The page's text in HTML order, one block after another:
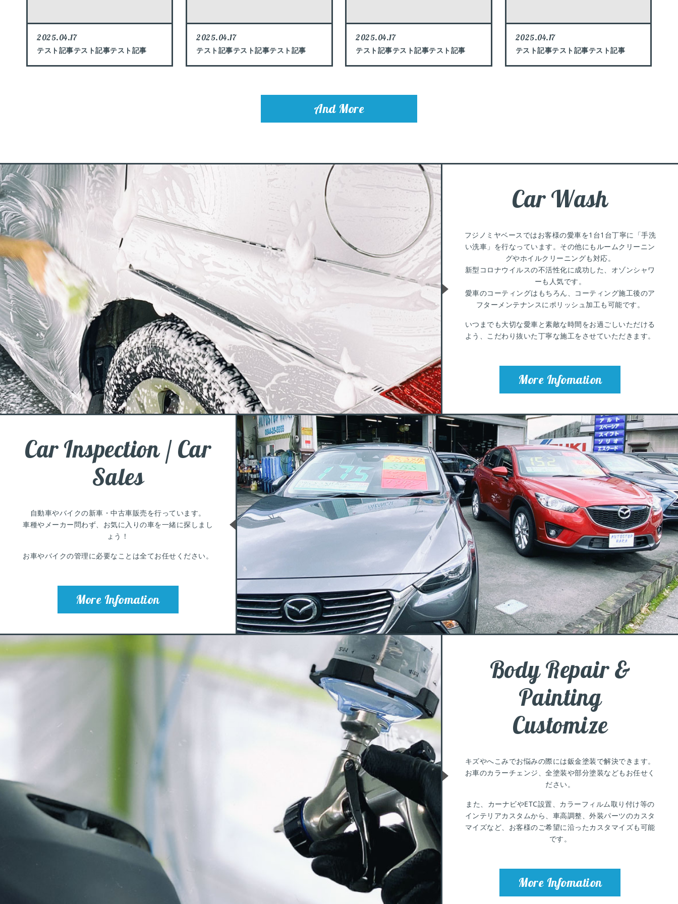
2025.04.17
テスト記事テスト記事テスト記事
2025.04.17
テスト記事テスト記事テスト記事
2025.04.17
テスト記事テスト記事テスト記事
2025.04.17
テスト記事テスト記事テスト記事
And More
Car Wash
フジノミヤベースではお客様の愛車を1台1台丁寧に「手洗
い洗車」を行なっています。その他にも ルームクリーニン
グやホイルクリーニングも対応。
新型コロナウイルスの不活性化に成功した、 オゾンシャワ
ーも人気です。
愛車のコーティングはもちろん、コーティング施工後のア
フターメンテナンスにポリッシュ加工も可能です。
いつまでも大切な愛車と素敵な時間をお過ごしいただける
よう、こだわり抜いた丁寧な施工をさせていただきます。
More Infomation
Car Inspection / Car
Sales
自動車やバイクの新車・中古車販売を行っています。
車種やメーカー問わず、お気に入りの車を一緒に探しまし
ょう！
お車やバイクの管理に必要なことは全てお任せください。
More Infomation
Body Repair &
Painting
Customize
キズやへこみでお悩みの際には鈑金塗装で解決できます。
お車のカラーチェンジ、全塗装や部分塗装などもお任せく
ださい。
また、カーナビやETC設置、カラーフィルム取り付け等の
インテリアカスタムから、車高調整、外装パーツのカスタ
マイズなど、お客様のご希望に沿ったカスタマイズも可能
です。
More Infomation